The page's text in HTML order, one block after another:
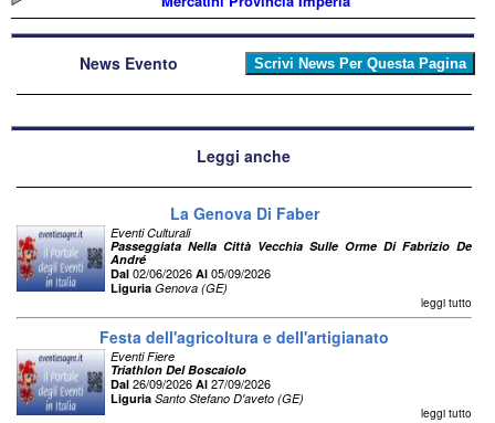
News Evento
Leggi anche
La Genova Di Faber
Eventi Culturali
Passeggiata Nella Città Vecchia Sulle Orme Di Fabrizio De
André
Dal 02/06/2026 Al 05/09/2026
Liguria Genova (GE)
leggi tutto
Festa dell'agricoltura e dell'artigianato
Eventi Fiere
Triathlon Del Boscaiolo
Dal 26/09/2026 Al 27/09/2026
Liguria Santo Stefano D'aveto (GE)
leggi tutto